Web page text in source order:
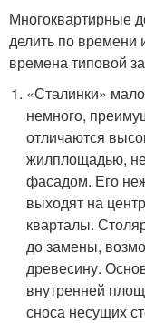
Многоквартирные
делить по времени
времена типовой
«Сталинки»
немного,
отличаются
жилплощадью,
фасадом. Его
выходят на
кварталы.
до замены,
древесину.
внутренней
сноса несущих